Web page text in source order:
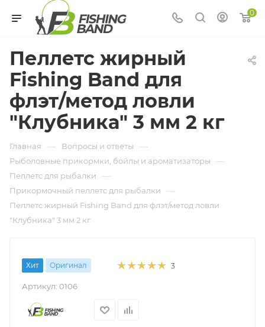
0
Пеллетс жирный
Fishing Band для
флэт/метод ловли
"Клубника" 3 мм 2 кг
Главная — Вопросы и ответы —
Рыболовные прикормки, бойлы и ароматизаторы —
Пеллетс для рыбалки —
Прикормочный пеллетс для рыбалки —
Пеллетс жирный Fishing Band для флэт/метод ловли
"Клубника" 3 мм 2 кг
Хит Оригинал 3
Артикул: 0106